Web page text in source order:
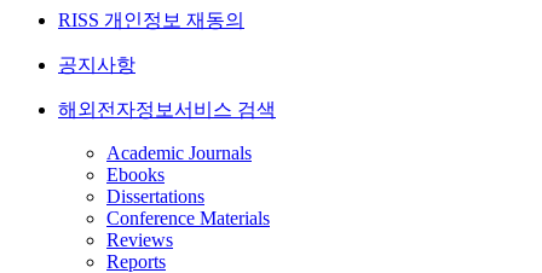
RISS 개인정보 재동의
공지사항
해외전자정보서비스 검색
Academic Journals
Ebooks
Dissertations
Conference Materials
Reviews
Reports